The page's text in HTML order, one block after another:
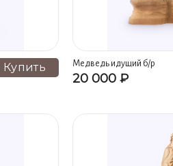
Купить Медведь идущий б/р
20 000 ₽